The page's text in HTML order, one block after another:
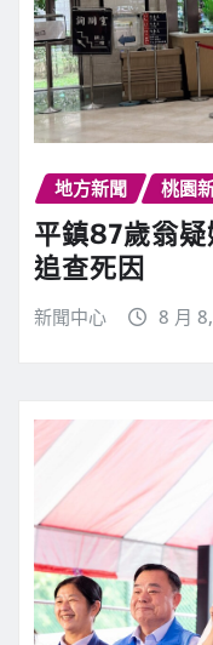
地方新聞 桃園
平鎮87歲翁
追查死因
新聞中心 8 月